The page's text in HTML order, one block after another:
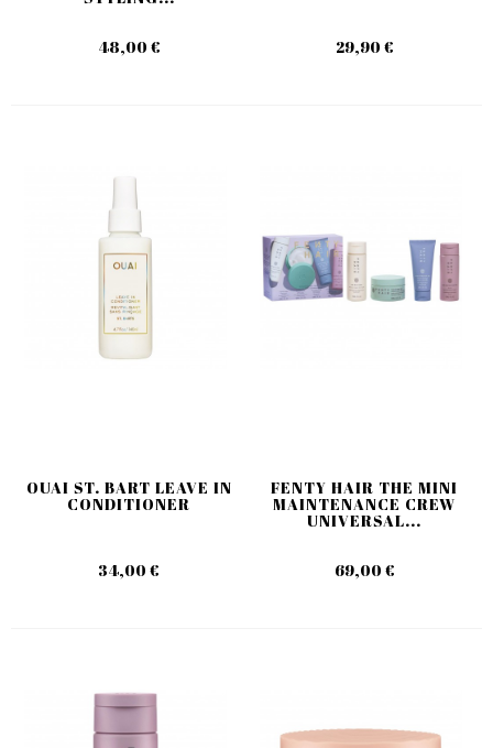
48,00 € 29,90 €
OUAI ST. BART LEAVE IN
CONDITIONER
34,00 €
FENTY HAIR THE MINI
MAINTENANCE CREW
UNIVERSAL...
69,00 €